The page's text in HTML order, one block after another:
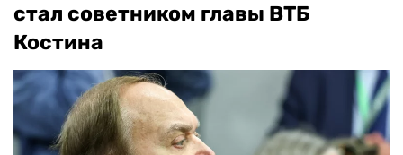
стал советником главы ВТБ
Костина